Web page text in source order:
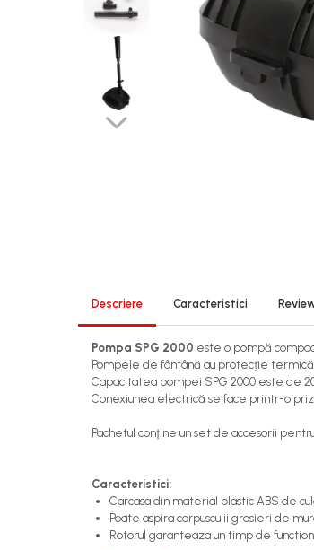
Descriere Caracteristici
Pompa SPG 2000 este o pompă
Pompele de fântână au protecție
Capacitatea pompei SPG 2000 este de
Conexiunea electrică se face printr-o
Pachetul conţine un set de accesorii
Caracteristici:
Carcasa din material plastic ABS de
Poate aspira corpusculii grosieri de
Rotorul garanteaza un timp de